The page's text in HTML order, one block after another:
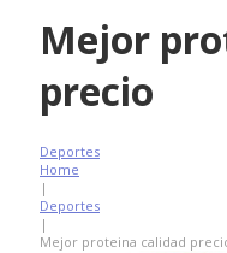
Mejor
precio
Deportes
Home
|
Deportes
|
Mejor proteina calidad